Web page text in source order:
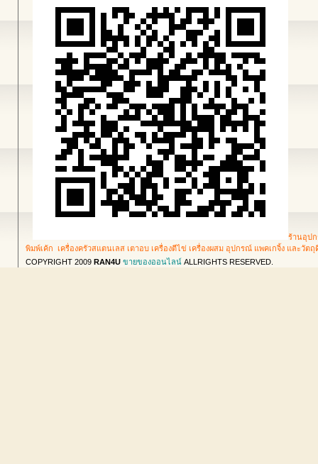
ร้านอุป
พิมพ์เค้ก เครื่องครัวสแตนเลส เตาอบ เครื่องตีไข่ เครื่องผสม อุปกรณ์ แพคเกจิ้ง และวัต
COPYRIGHT 2009 RAN4U ขายของออนไลน์ALLRIGHTS RESERVED.